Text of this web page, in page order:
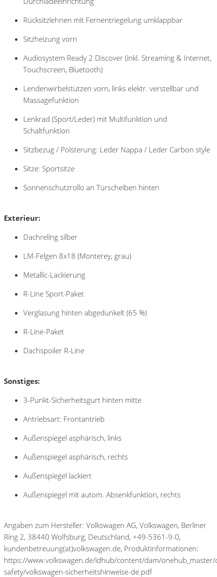
Rücksitzlehnen mit Fernentriegelung umklappbar
Sitzheizung vorn
Audiosystem Ready 2 Discover (inkl. Streaming & Internet,
Touchscreen, Bluetooth)
Lendenwirbelstützen vorn, links elektr. verstellbar und
Massagefunktion
Lenkrad (Sport/Leder) mit Multifunktion und
Schaltfunktion
Sitzbezug / Polsterung: Leder Nappa / Leder Carbon style
Sitze: Sportsitze
Sonnenschutzrollo an Türscheiben hinten
Exterieur:
Dachreling silber
LM-Felgen 8x18 (Monterey, grau)
Metallic-Lackierung
R-Line Sport-Paket
Verglasung hinten abgedunkelt (65 %)
R-Line-Paket
Dachspoiler R-Line
Sonstiges:
3-Punkt-Sicherheitsgurt hinten mitte
Antriebsart: Frontantrieb
Außenspiegel asphärisch, links
Außenspiegel asphärisch, rechts
Außenspiegel lackiert
Außenspiegel mit autom. Absenkfunktion, rechts
Angaben zum Hersteller: Volkswagen AG, Volkswagen, Berliner
Ring 2, 38440 Wolfsburg, Deutschland, +49-5361-9-0,
kundenbetreuung(at)volkswagen.de, Produktinformationen:
https://www.volkswagen.de/idhub/content/dam/
safety/volkswagen-sicherheitshinweise-de.pdf